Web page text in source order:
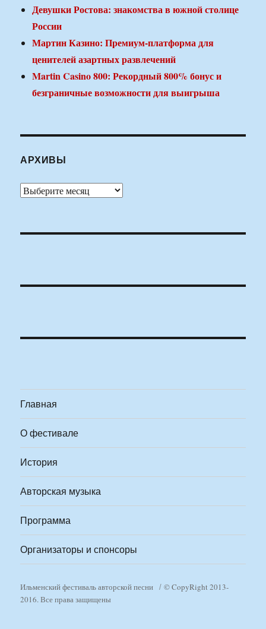
Девушки Ростова: знакомства в южной столице
России
Мартин Казино: Премиум-платформа для
ценителей азартных развлечений
Martin Casino 800: Рекордный 800% бонус и
безграничные возможности для выигрыша
АРХИВЫ
Архивы
Главная
О фестивале
История
Авторская музыка
Программа
Организаторы и спонсоры
Ильменский фестиваль авторской песни
© CopyRight 2013-
2016. Все права защищены